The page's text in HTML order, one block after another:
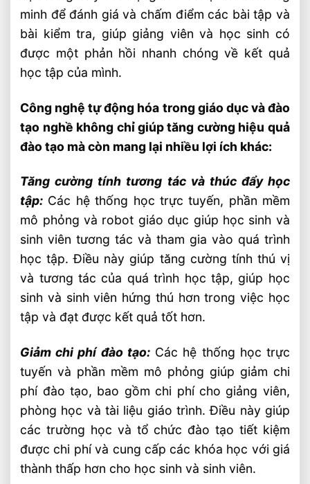
minh để đánh giá và chấm điểm các bài tập và
bài kiểm tra, giúp giảng viên và học sinh có
được một phản hồi nhanh chóng về kết quả
học tập của mình.
Công nghệ tự động hóa trong giáo dục và đào
tạo nghề không chỉ giúp tăng cường hiệu quả
đào tạo mà còn mang lại nhiều lợi ích khác:
Tăng cường tính tương tác và thúc đẩy học
tập: Các hệ thống học trực tuyến, phần mềm
mô phỏng và robot giáo dục giúp học sinh và
sinh viên tương tác và tham gia vào quá trình
học tập. Điều này giúp tăng cường tính thú vị
và tương tác của quá trình học tập, giúp học
sinh và sinh viên hứng thú hơn trong việc học
tập và đạt được kết quả tốt hơn.
Giảm chi phí đào tạo:Các hệ thống học trực
tuyến và phần mềm mô phỏng giúp giảm chi
phí đào tạo, bao gồm chi phí cho giảng viên,
phòng học và tài liệu giáo trình. Điều này giúp
các trường học và tổ chức đào tạo tiết kiệm
được chi phí và cung cấp các khóa học với giá
thành thấp hơn cho học sinh và sinh viên.